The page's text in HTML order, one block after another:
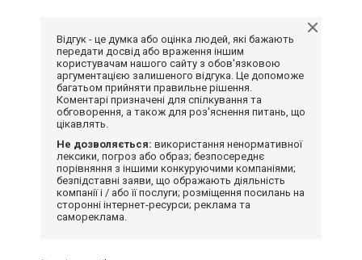
Відгук - це думка або оцінка людей, які бажають
передати досвід або враження іншим
користувачам нашого сайту з обов'язковою
аргументацією залишеного відгука. Це допоможе
багатьом прийняти правильне рішення.
Коментарі призначені для спілкування та
обговорення, а також для роз'яснення питань, що
цікавлять.
Не дозволяється: використання ненормативної
лексики, погроз або образ; безпосереднє
порівняння з іншими конкуруючими компаніями;
безпідставні заяви, що ображають діяльність
компанії і / або її послуги; розміщення посилань на
сторонні інтернет-ресурси; реклама та
самореклама.